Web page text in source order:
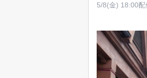
5/8(金) 18:00配